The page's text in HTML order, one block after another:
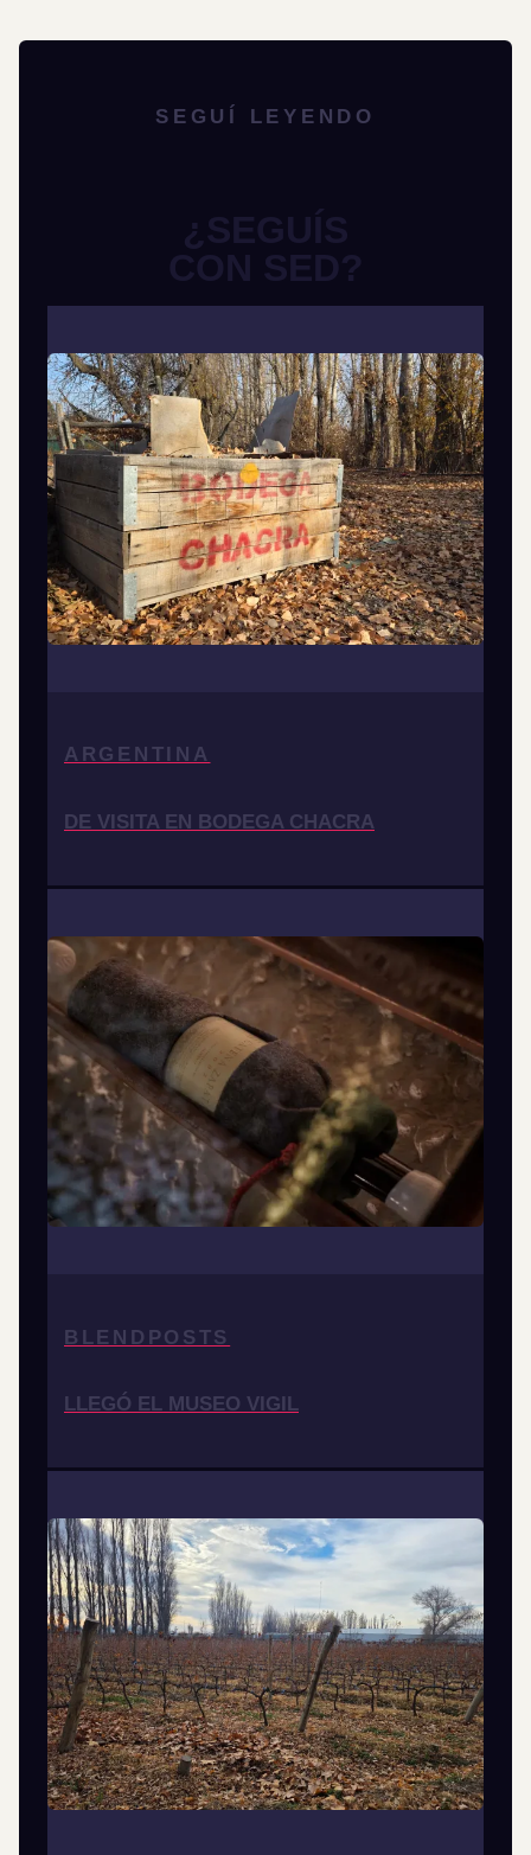
SEGUÍ LEYENDO
¿SEGUÍS
CON SED?
ARGENTINA
DE VISITA EN BODEGA CHACRA
BLENDPOSTS
LLEGÓ EL MUSEO VIGIL